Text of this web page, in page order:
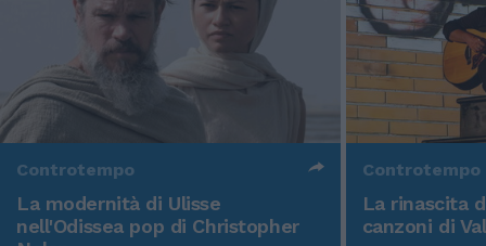
Controtempo
La modernità di Ulisse
nell'Odissea pop di Christopher
Controtempo
La rinascita
canzoni di